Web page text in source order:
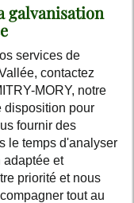
galvanisation
services de
contactez
MORY, notre
disposition pour
fournir des
le temps d'analyser
adaptée et
priorité et nous
tout au